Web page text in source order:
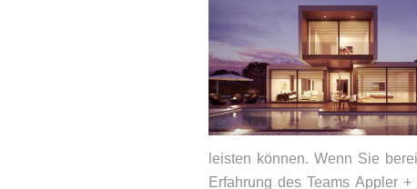
leisten können. Wenn Sie
Erfahrung des Teams Appler